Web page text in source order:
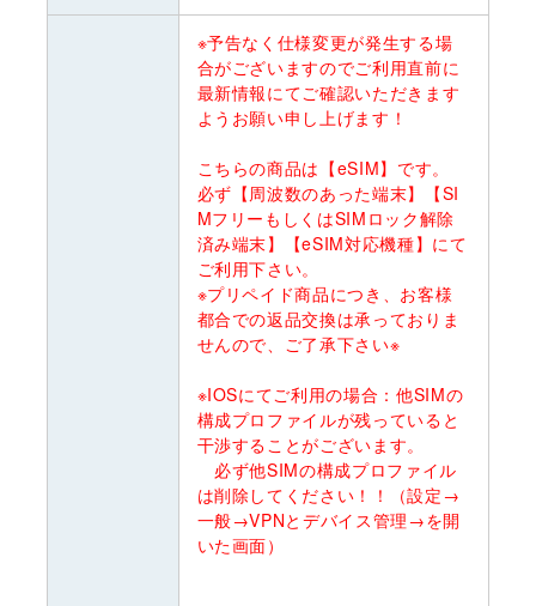
※予告なく仕様変更が発生する場
合がございますのでご利用直前に
最新情報にてご確認いただきます
ようお願い申し上げます！
こちらの商品は【eSIM】です。
必ず【周波数のあった端末】【SI
MフリーもしくはSIMロック解除
済み端末】【eSIM対応機種】にて
ご利用下さい。
※プリペイド商品につき、お客様
都合での返品交換は承っておりま
せんので、ご了承下さい※
※IOSにてご利用の場合：他SIMの
構成プロファイルが残っていると
干渉することがございます。
必ず他SIMの構成プロファイル
は削除してください！！（設定→
一般→VPNとデバイス管理→を開
いた画面）